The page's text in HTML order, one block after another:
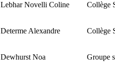
Lebhar Novelli Coline Collège
Determe Alexandre Collège
Dewhurst Noa Groupe